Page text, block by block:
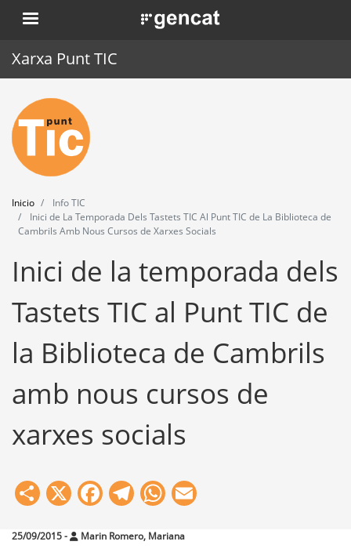
Pasar
al
. Obre en una nova finestra.
Xarxa Punt TIC
Inicio
Punt TIC
Actualidad
Agenda
Herramientas
Inicio
Info TIC
Inici de La Temporada Dels Tastets TIC Al Punt TIC de La Biblioteca de
Cambrils Amb Nous Cursos de Xarxes Socials
Inici de la temporada dels
Tastets TIC al Punt TIC de
la Biblioteca de Cambrils
amb nous cursos de
xarxes socials
Share
X Facebook
Telegram
WhatsApp
25/09/2015- Marin Romero, Mariana